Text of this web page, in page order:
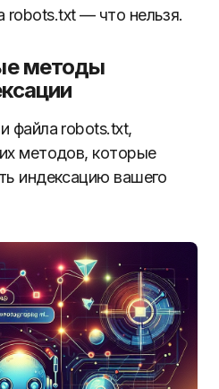
robots.txt — что нельзя.
методы
файла robots.txt,
методов, которые
индексацию вашего